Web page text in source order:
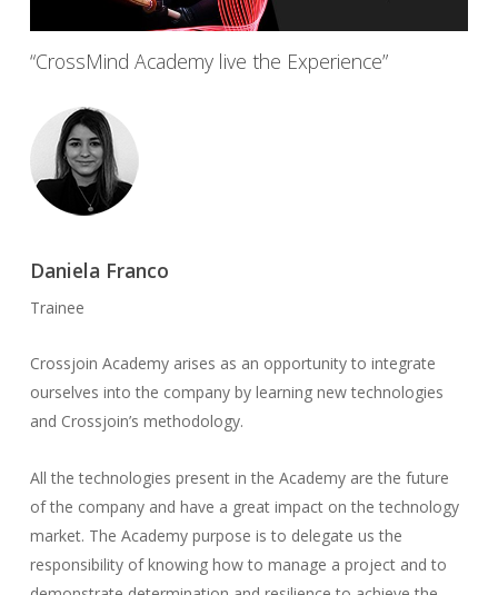
“CrossMind Academy live the Experience”
Daniela Franco
Trainee
Crossjoin Academy arises as an opportunity to integrate
ourselves into the company by learning new technologies
and Crossjoin’s methodology.
All the technologies present in the Academy are the future
of the company and have a great impact on the technology
market. The Academy purpose is to delegate us the
responsibility of knowing how to manage a project and to